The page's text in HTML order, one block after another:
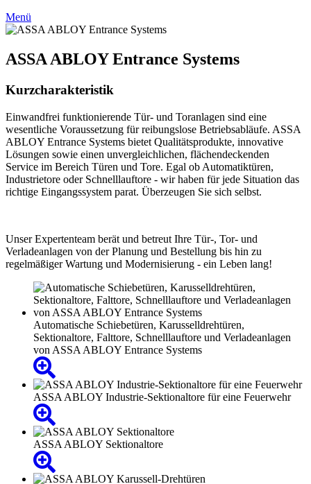
Menü
ASSA ABLOY Entrance Systems
Kurzcharakteristik
Einwandfrei funktionierende Tür- und Toranlagen sind eine
wesentliche Voraussetzung für reibungslose Betriebsabläufe. ASSA
ABLOY Entrance Systems bietet Qualitätsprodukte, innovative
Lösungen sowie einen unvergleichlichen, flächendeckenden
Service im Bereich Türen und Tore. Egal ob Automatiktüren,
Industrietore oder Schnelllauftore - wir haben für jede Situation das
richtige Eingangssystem parat. Überzeugen Sie sich selbst.
Unser Expertenteam berät und betreut Ihre Tür-, Tor- und
Verladeanlagen von der Planung und Bestellung bis hin zu
regelmäßiger Wartung und Modernisierung - ein Leben lang!
Automatische Schiebetüren, Karusselldrehtüren,
Sektionaltore, Falttore, Schnelllauftore und Verladeanlagen
von ASSA ABLOY Entrance Systems
ASSA ABLOY Industrie-Sektionaltore für eine Feuerwehr
ASSA ABLOY Sektionaltore